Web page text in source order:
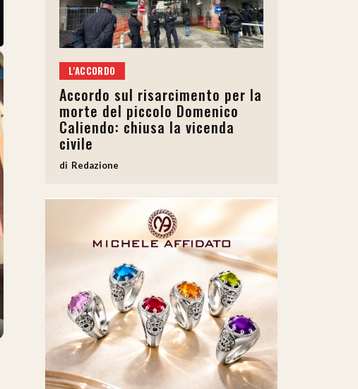
L'ACCORDO
Accordo sul risarcimento per la
morte del piccolo Domenico
Caliendo: chiusa la vicenda
civile
Redazione